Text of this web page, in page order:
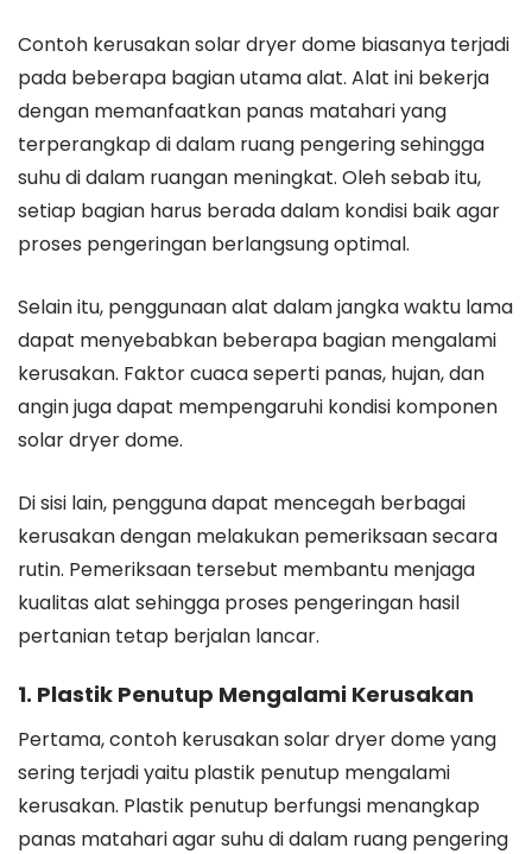
Contoh kerusakan solar dryer dome biasanya terjadi
pada beberapa bagian utama alat. Alat ini bekerja
dengan memanfaatkan panas matahari yang
terperangkap di dalam ruang pengering sehingga
suhu di dalam ruangan meningkat. Oleh sebab itu,
setiap bagian harus berada dalam kondisi baik agar
proses pengeringan berlangsung optimal.
Selain itu, penggunaan alat dalam jangka waktu lama
dapat menyebabkan beberapa bagian mengalami
kerusakan. Faktor cuaca seperti panas, hujan, dan
angin juga dapat mempengaruhi kondisi komponen
solar dryer dome.
Di sisi lain, pengguna dapat mencegah berbagai
kerusakan dengan melakukan pemeriksaan secara
rutin. Pemeriksaan tersebut membantu menjaga
kualitas alat sehingga proses pengeringan hasil
pertanian tetap berjalan lancar.
1. Plastik Penutup Mengalami Kerusakan
Pertama, contoh kerusakan solar dryer dome yang
sering terjadi yaitu plastik penutup mengalami
kerusakan. Plastik penutup berfungsi menangkap
panas matahari agar suhu di dalam ruang pengering